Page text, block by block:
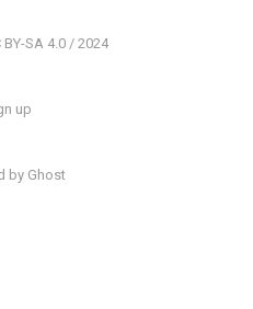
SA 4.0 / 2024
up
by Ghost